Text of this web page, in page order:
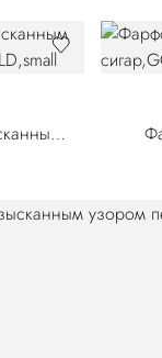
Большой слон из фарфора с изысканным узором пейсли красного цвета